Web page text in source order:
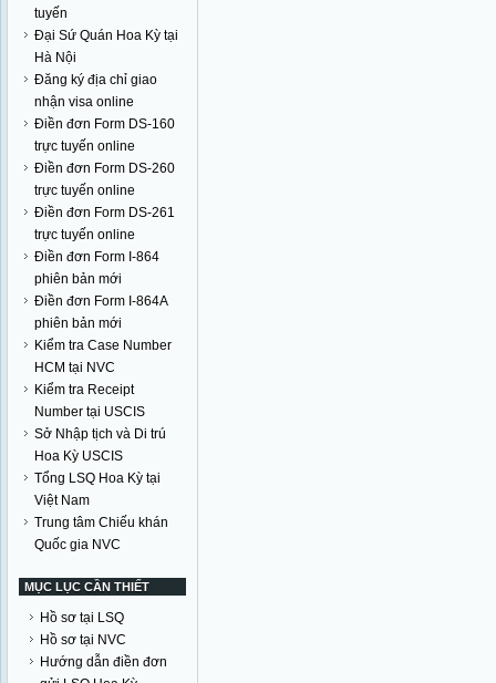
tuyến
Đại Sứ Quán Hoa Kỳ tại
Hà Nội
Đăng ký địa chỉ giao
nhận visa online
Điền đơn Form DS-160
trực tuyến online
Điền đơn Form DS-260
trực tuyến online
Điền đơn Form DS-261
trực tuyến online
Điền đơn Form I-864
phiên bản mới
Điền đơn Form I-864A
phiên bản mới
Kiểm tra Case Number
HCM tại NVC
Kiểm tra Receipt
Number tại USCIS
Sở Nhập tịch và Di trú
Hoa Kỳ USCIS
Tổng LSQ Hoa Kỳ tại
Việt Nam
Trung tâm Chiếu khán
Quốc gia NVC
MỤC LỤC CẦN THIẾT
Hồ sơ tại LSQ
Hồ sơ tại NVC
Hướng dẫn điền đơn